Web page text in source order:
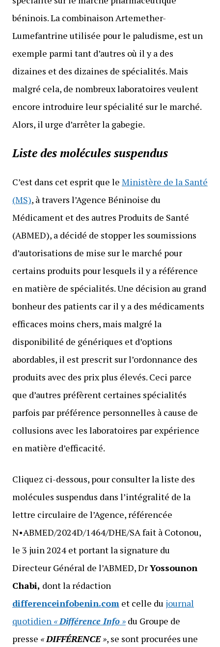
béninois. La combinaison Artemether-
Lumefantrine utilisée pour le paludisme, est un
exemple parmi tant d’autres où il y a des
dizaines et des dizaines de spécialités. Mais
malgré cela, de nombreux laboratoires veulent
encore introduire leur spécialité sur le marché.
Alors, il urge d’arrêter la gabegie.
Liste des molécules suspendus
C’est dans cet esprit que le Ministère de la Santé
(MS), à travers l’Agence Béninoise du
Médicament et des autres Produits de Santé
(ABMED), a décidé de stopper les soumissions
d’autorisations de mise sur le marché pour
certains produits pour lesquels il y a référence
en matière de spécialités. Une décision au grand
bonheur des patients car il y a des médicaments
efficaces moins chers, mais malgré la
disponibilité de génériques et d’options
abordables, il est prescrit sur l’ordonnance des
produits avec des prix plus élevés. Ceci parce
que d’autres préfèrent certaines spécialités
parfois par préférence personnelles à cause de
collusions avec les laboratoires par expérience
en matière d’efficacité.
Cliquez ci-dessous, pour consulter la liste des
molécules suspendus dans l’intégralité de la
lettre circulaire de l’Agence, référencée
N•ABMED/2024D/1464/DHE/SA fait à Cotonou,
le 3 juin 2024 et portant la signature du
Directeur Général de l’ABMED, DrYossounon
Chabi, dont la rédaction
differenceinfobenin.comet celle du journal
quotidien «Différence Info»du Groupe de
presse «DIFFÉRENCE», se sont procurées une